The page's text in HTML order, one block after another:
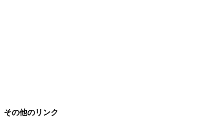
その他のリンク